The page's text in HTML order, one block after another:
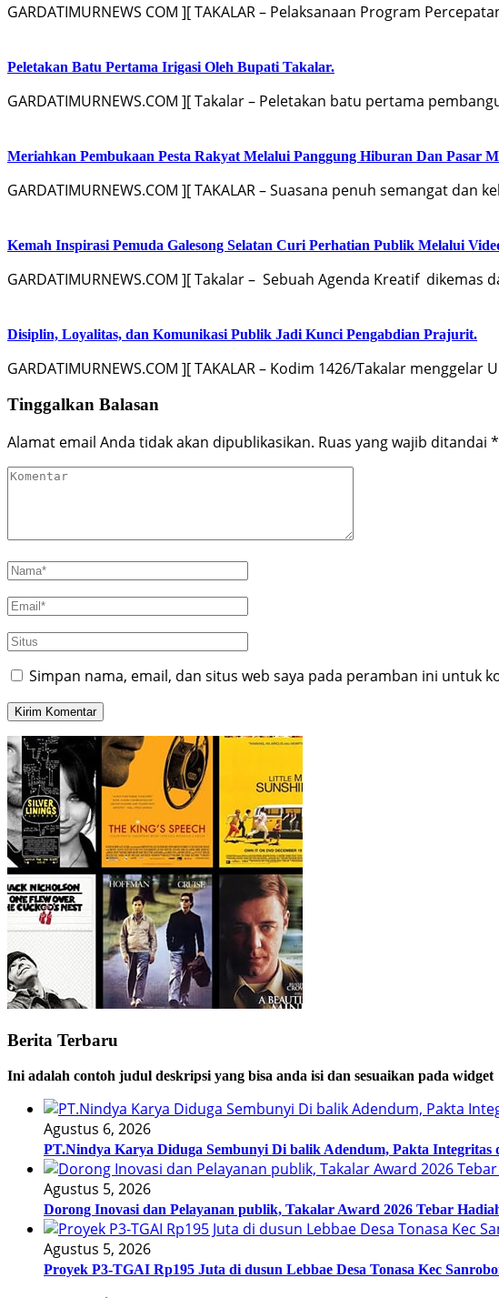
GARDATIMURNEWS COM ][ TAKALAR – Pelaksanaan Program
Peletakan Batu Pertama Irigasi Oleh Bupati Takalar.
GARDATIMURNEWS.COM ][ Takalar – Peletakan batu pertama
Meriahkan Pembukaan Pesta Rakyat Melalui Panggung Hiburan Dan Pasar
GARDATIMURNEWS.COM ][ TAKALAR – Suasana penuh semangat
Kemah Inspirasi Pemuda Galesong Selatan Curi Perhatian Publik Melalui
GARDATIMURNEWS.COM ][ Takalar – Sebuah Agenda Kreatif
Disiplin, Loyalitas, dan Komunikasi Publik Jadi Kunci Pengabdian Prajurit.
GARDATIMURNEWS.COM ][ TAKALAR – Kodim 1426/Takalar
Tinggalkan Balasan
Alamat email Anda tidak akan dipublikasikan. Ruas yang wajib ditandai *
Simpan nama, email, dan situs web saya pada peramban ini untuk
Berita Terbaru
Ini adalah contoh judul deskripsi yang bisa anda isi dan sesuaikan pada widget
Agustus 6, 2026
PT.Nindya Karya Diduga Sembunyi Di balik Adendum, Pakta Integritas
Agustus 5, 2026
Dorong Inovasi dan Pelayanan publik, Takalar Award 2026 Tebar
Agustus 5, 2026
Proyek P3-TGAI Rp195 Juta di dusun Lebbae Desa Tonasa Kec